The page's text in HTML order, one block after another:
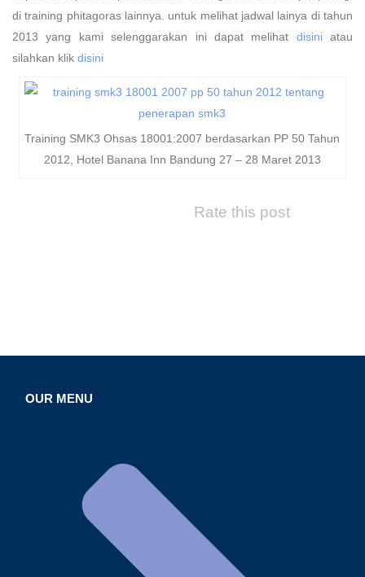
di training phitagoras lainnya. untuk melihat jadwal lainya di tahun
2013 yang kami selenggarakan ini dapat melihat disiniatau
silahkan klik disini
Training SMK3 Ohsas 18001:2007 berdasarkan PP 50 Tahun
2012, Hotel Banana Inn Bandung 27 – 28 Maret 2013
Rate this post
OUR MENU